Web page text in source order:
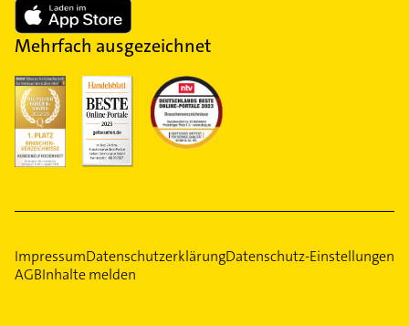
Mehrfach ausgezeichnet
ImpressumDatenschutzerklärungDatenschutz-Einstellungen
AGBInhalte melden